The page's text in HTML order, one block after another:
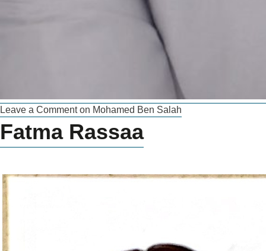
Leave a Commenton Mohamed Ben Salah
Fatma Rassaa